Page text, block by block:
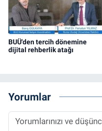
BUÜ'den tercih dönemine
dijital rehberlik atağı
Yorumlar